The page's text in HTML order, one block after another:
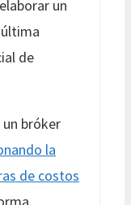
un
de
bróker
la
de costos